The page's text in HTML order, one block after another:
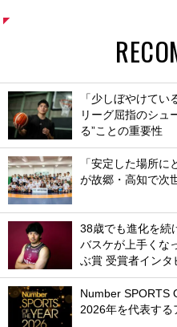
「少しぼやけて
リーグ屈指のシュ
る”ことの重要性
「安定した場所
が故郷・高知で次
38歳でも進化を続
バスケが上手くな
ぶ賞 受賞者インタ
Number SPORTS
2026年を代表する